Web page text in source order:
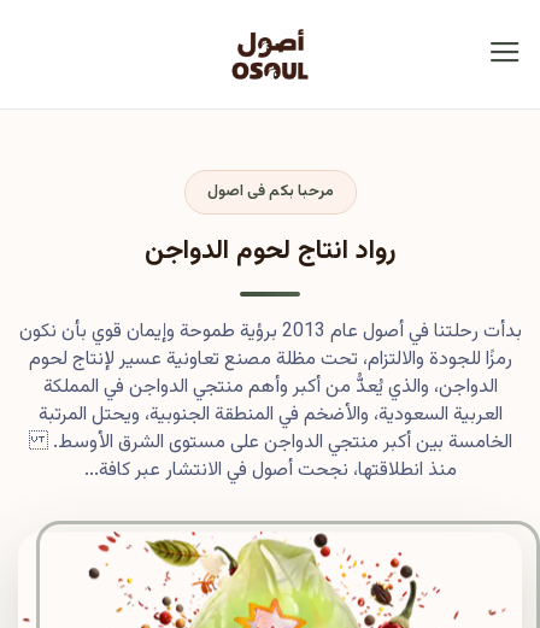
مرحبا بكم فى اصول
رواد انتاج لحوم الدواجن
بدأت رحلتنا في أصول عام 2013 برؤية طموحة وإيمان قوي بأن نكون
رمزًا للجودة والالتزام، تحت مظلة مصنع تعاونية عسير لإنتاج لحوم
الدواجن، والذي يُعدُّ من أكبر وأهم منتجي الدواجن في المملكة
العربية السعودية، والأضخم في المنطقة الجنوبية، ويحتل المرتبة
الخامسة بين أكبر منتجي الدواجن على مستوى الشرق الأوسط.
منذ انطلاقتها، نجحت أصول في الانتشار عبر كافة...